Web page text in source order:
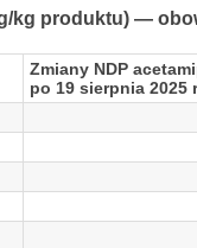
kg produktu) —
Zmiany NDP
po 19 sierpnia 2025